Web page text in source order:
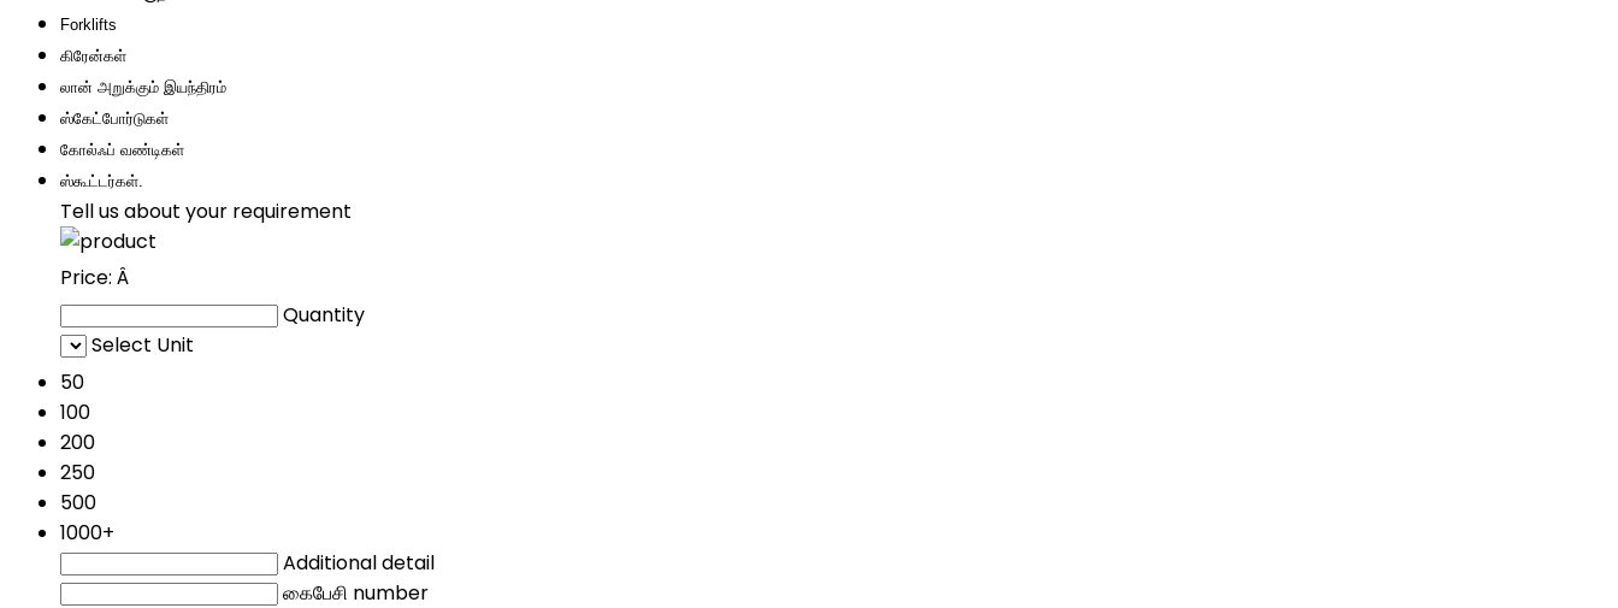
Forklifts
கிரேன்கள்
லான் அறுக்கும் இயந்திரம்
ஸ்கேட்போர்டுகள்
கோல்ஃப் வண்டிகள்
ஸ்கூட்டர்கள்.
Tell us about your requirement
Price: Â
Quantity
Select Unit
50
100
200
250
500
1000+
Additional detail
கைபேசி number